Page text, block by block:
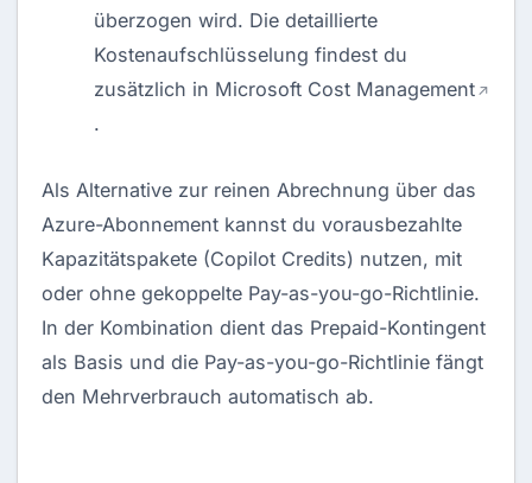
überzogen wird. Die detaillierte
Kostenaufschlüsselung findest du
zusätzlich in Microsoft Cost Management
.
Als Alternative zur reinen Abrechnung über das
Azure-Abonnement kannst du vorausbezahlte
Kapazitätspakete (Copilot Credits) nutzen, mit
oder ohne gekoppelte Pay-as-you-go-Richtlinie.
In der Kombination dient das Prepaid-Kontingent
als Basis und die Pay-as-you-go-Richtlinie fängt
den Mehrverbrauch automatisch ab.